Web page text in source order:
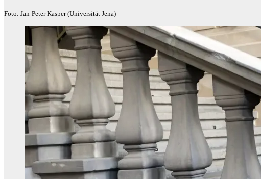
Foto: Jan-Peter Kasper (Universität Jena)